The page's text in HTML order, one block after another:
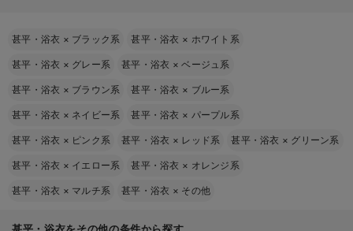
甚平・浴衣 × ブラック系 甚平・浴衣 × ホワイト系
甚平・浴衣 × グレー系 甚平・浴衣 ×ベージュ系
甚平・浴衣 × ブラウン系 甚平・浴衣 × ブルー系
甚平・浴衣 × ネイビー系 甚平・浴衣 × パープル系
甚平・浴衣 × ピンク系 甚平・浴衣 × レッド系 甚平・浴衣 × グリーン系
甚平・浴衣 × イエロー系 甚平・浴衣 × オレンジ系
甚平・浴衣 × マルチ系 甚平・浴衣 × その他